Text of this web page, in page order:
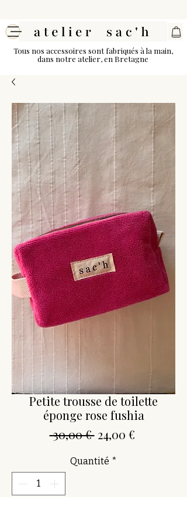
Tous nos accessoires sont fabriqués à la main,
dans notre atelier, en Bretagne
Petite trousse de toilette
éponge rose fushia
30,00 € Prix
24,00 €Prix
Quantité *